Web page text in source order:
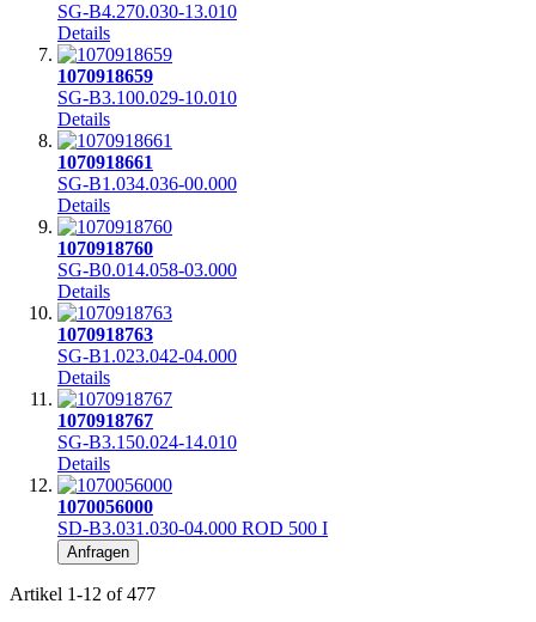
SG-B4.270.030-13.010
Details
1070918659
SG-B3.100.029-10.010
Details
1070918661
SG-B1.034.036-00.000
Details
1070918760
SG-B0.014.058-03.000
Details
1070918763
SG-B1.023.042-04.000
Details
1070918767
SG-B3.150.024-14.010
Details
1070056000
SD-B3.031.030-04.000 ROD 500 I
Anfragen
Artikel 1-12 of477